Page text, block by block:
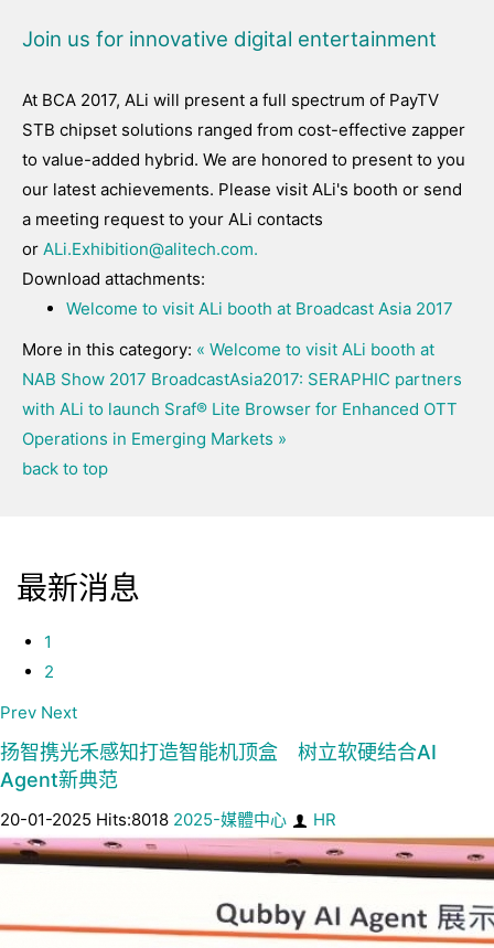
Join us for innovative digital entertainment
At BCA 2017, ALi will present a full spectrum of PayTV
STB chipset solutions ranged from cost-effective zapper
to value-added hybrid. We are honored to present to you
our latest achievements. Please visit ALi's booth or send
a meeting request to your ALi contacts
or ALi.Exhibition@alitech.com.
Download attachments:
Welcome to visit ALi booth at Broadcast Asia 2017
More in this category: « Welcome to visit ALi booth at
NAB Show 2017 BroadcastAsia2017: SERAPHIC partners
with ALi to launch Sraf® Lite Browser for Enhanced OTT
Operations in Emerging Markets »
back to top
最新消息
1
2
Prev Next
扬智携光禾感知打造智能机顶盒 树立软硬结合AI
Agent新典范
20-01-2025 Hits:8018 2025-媒體中心 HR